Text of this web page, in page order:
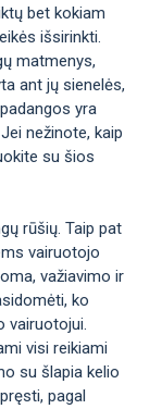
bet kokiam
išsirinkti.
matmenys,
ant jų sienelės,
yra
nežinote, kaip
su šios
rūšių. Taip pat
vairuotojo
važiavimo ir
ko
vairuotojui.
visi reikiami
su šlapia kelio
pagal